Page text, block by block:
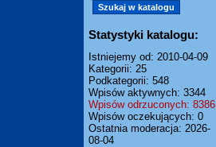
Statystyki katalogu:
Istniejemy od: 2010-04-09
Kategorii: 25
Podkategorii: 548
Wpisów aktywnych: 3344
Wpisów odrzuconych: 8386
Wpisów oczekujących: 0
Ostatnia moderacja: 2026-
08-04